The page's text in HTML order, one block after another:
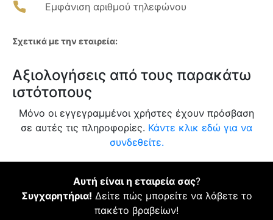
Εμφάνιση αριθμού τηλεφώνου
Σχετικά με την εταιρεία:
Αξιολογήσεις από τους παρακάτω
ιστότοπους
Μόνο οι εγγεγραμμένοι χρήστες έχουν πρόσβαση
σε αυτές τις πληροφορίες. Κάντε κλικ εδώ για να
συνδεθείτε.
Αυτή είναι η εταιρεία σας?
Συγχαρητήρια! Δείτε πώς μπορείτε να λάβετε το
πακέτο βραβείων!